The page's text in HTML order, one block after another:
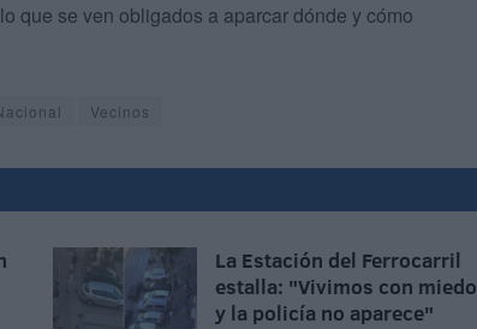
que se ven obligados a aparcar dónde y cómo
Vecinos
La Estación del Ferrocarril
estalla: "Vivimos con miedo
y la policía no aparece"